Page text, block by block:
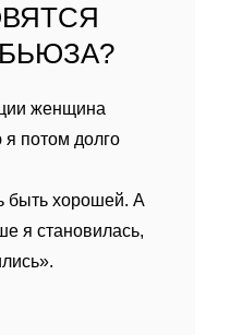
женщина
я потом долго
быть хорошей. А
я становилась,